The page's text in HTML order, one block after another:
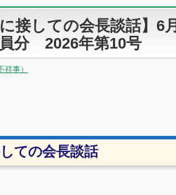
接しての会長談話】6
分 2026年第10号
祥事）
ての会長談話